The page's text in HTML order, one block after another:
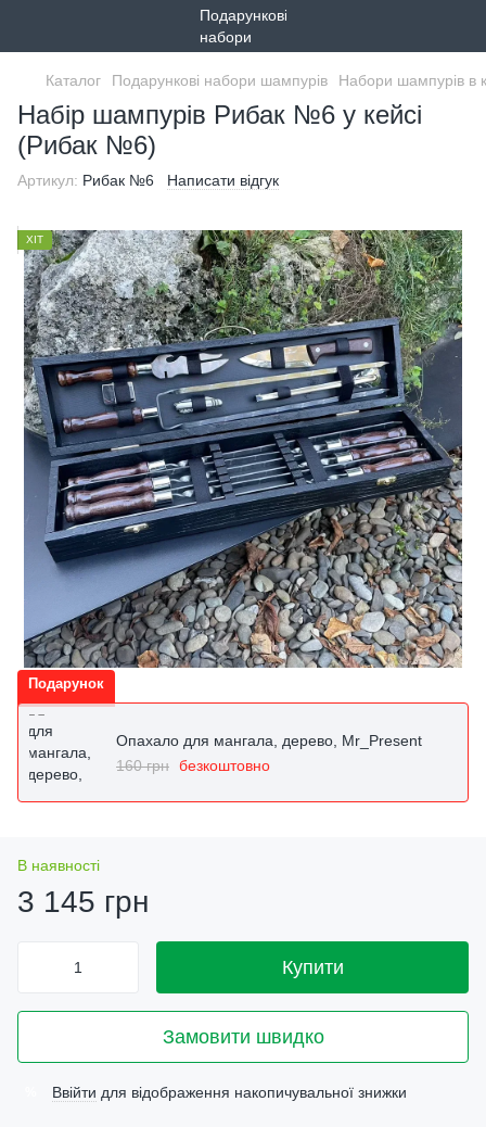
Каталог Подарункові набори шампурів Набори шампурів в
Набір шампурів Рибак №6 у кейсі
(Рибак №6)
Артикул: Рибак №6 Написати відгук
ХІТ
Подарунок
Опахало для мангала, дерево, Mr_Present
160 грн безкоштовно
В наявності
3 145 грн
Купити
Замовити швидко
Ввійти для відображення накопичувальної знижки